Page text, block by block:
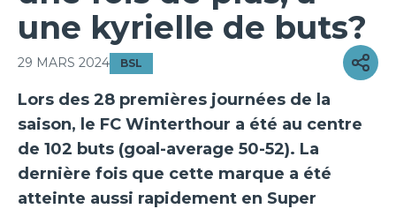
une kyrielle de buts?
29 MARS 2024 BSL
Lors des 28 premières journées de la
saison, le FC Winterthour a été au centre
de 102 buts (goal-average 50-52). La
dernière fois que cette marque a été
atteinte aussi rapidement en Super